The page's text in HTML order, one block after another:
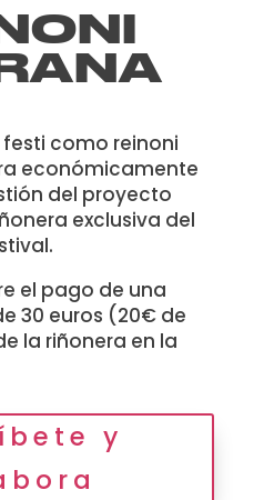
como reinoni
económicamente
del proyecto
exclusiva del
el pago de una
30 euros (20€ de
la riñonera en la
y